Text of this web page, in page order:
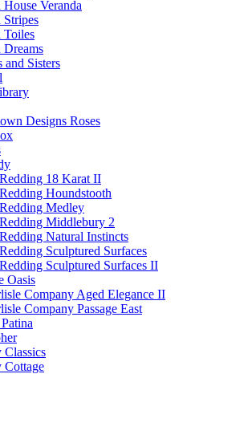
Veranda
Toiles
and Sisters
Designs Roses
18 Karat II
Houndstooth
Medley
Middlebury 2
Natural Instincts
Sculptured Surfaces
Sculptured Surfaces II
Oasis
Company Aged Elegance II
Company Passage East
Classics
Cottage